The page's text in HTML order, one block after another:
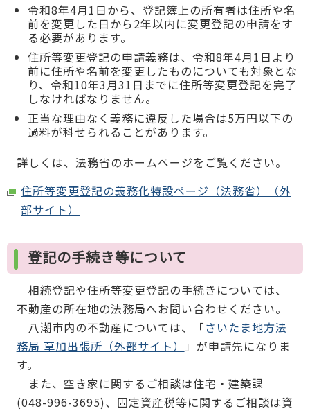
令和8年4月1日から、登記簿上の所有者は住所や名
前を変更した日から2年以内に変更登記の申請をす
る必要があります。
住所等変更登記の申請義務は、令和8年4月1日より
前に住所や名前を変更したものについても対象とな
り、令和10年3月31日までに住所等変更登記を完了
しなければなりません。
正当な理由なく義務に違反した場合は5万円以下の
過料が科せられることがあります。
詳しくは、法務省のホームページをご覧ください。
住所等変更登記の義務化特設ページ（法務省）（外
部サイト）
登記の手続き等について
相続登記や住所等変更登記の手続きについては、
不動産の所在地の法務局へお問い合わせください。
八潮市内の不動産については、「さいたま地方法
務局 草加出張所（外部サイト）
」が申請先になりま
す。
また、空き家に関するご相談は住宅・建築課
(048-996-3695)、固定資産税等に関するご相談は資